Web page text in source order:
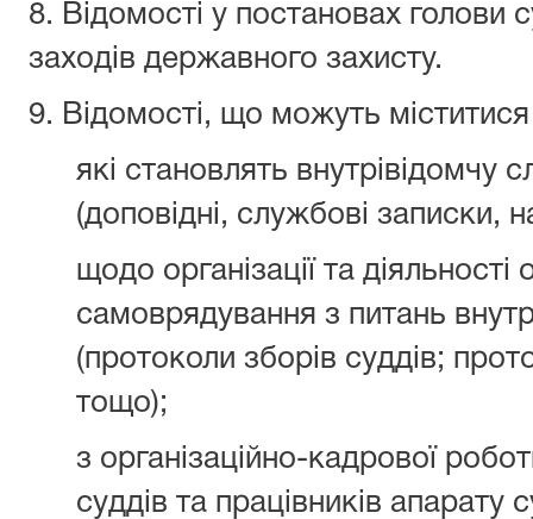
8. Відомості у постановах голови
заходів державного захисту.
9. Відомості, що можуть
які становлять внутрівідомчу
(доповідні, службові записки,
щодо організації та діяльності
самоврядування з питань
(протоколи зборів суддів;
тощо);
з організаційно-кадрової
суддів та працівників апарату